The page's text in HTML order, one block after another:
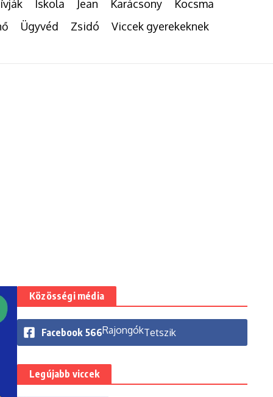
Iskola Jean Karácsony
Kocsma
Ügyvéd Zsidó Viccek gyerekeknek
Közösségi média
Facebook 566RajongókTetszik
Legújabb viccek